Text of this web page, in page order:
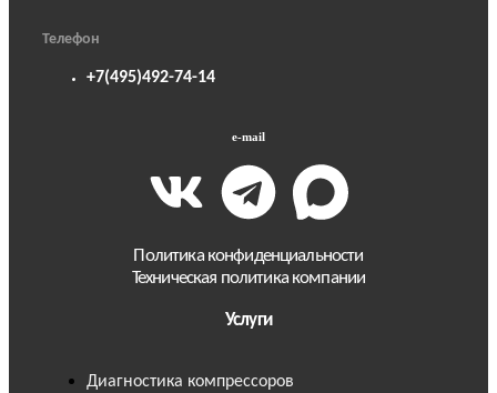
Телефон
+7(495)492-74-14
e-mail
Политика конфиденциальности
Техническая политика компании
Услуги
Диагностика компрессоров